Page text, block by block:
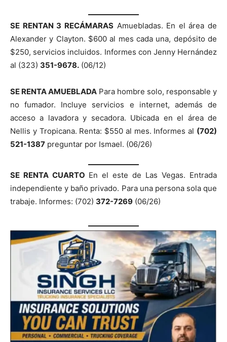
SE RENTAN 3 RECÁMARASAmuebladas. En el área de
Alexander y Clayton. $600 al mes cada una, depósito de
$250, servicios incluidos. Informes con Jenny Hernández
al (323) 351-9678. (06/12)
SE RENTA AMUEBLADA Para hombre solo, responsable y
no fumador. Incluye servicios e internet, además de
acceso a lavadora y secadora. Ubicada en el área de
Nellis y Tropicana. Renta: $550 al mes. Informes al (702)
521-1387 preguntar por Ismael. (06/26)
SE RENTA CUARTO En el este de Las Vegas. Entrada
independiente y baño privado. Para una persona sola que
trabaje. Informes: (702) 372-7269 (06/26)